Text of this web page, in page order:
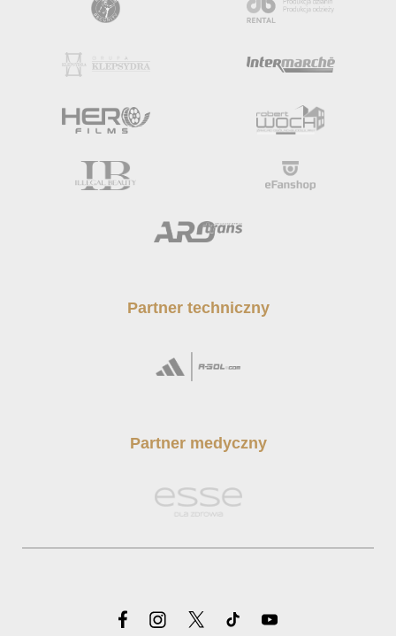
Partner techniczny
Partner medyczny